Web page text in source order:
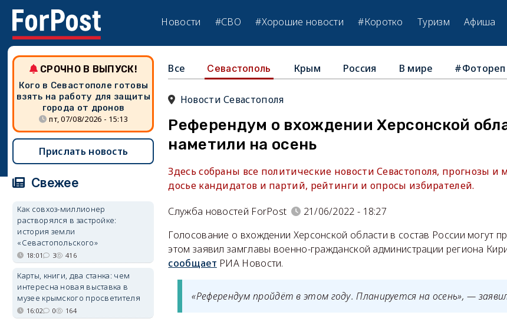
Новости #СВО #Хорошие новости #Коротко Туризм Афиша
Все Севастополь Крым Россия В мире #Фотореп
Новости Севастополя
Референдум о вхождении Херсонской
наметили на осень
Здесь собраны все политические новости Севастополя, прогнозы и
досье кандидатов и партий, рейтинги и опросы избирателей.
Служба новостей ForPost
21/06/2022 - 18:27
Голосование о вхождении Херсонской области в состав России могут
этом заявил замглавы военно-гражданской администрации региона
сообщает РИА Новости.
«Референдум пройдёт в этом году. Планируется на осень», —
СРОЧНО В ВЫПУСК!
Кого в Севастополе готовы
взять на работу для защиты
города от дронов
пт, 07/08/2026 - 15:13
Прислать новость
Свежее
Как совхоз-миллионер
растворялся в застройке:
история земли
«Севастопольского»
18:01 3 416
Карты, книги, два станка: чем
интересна новая выставка в
музее крымского просветителя
16:02 0 164